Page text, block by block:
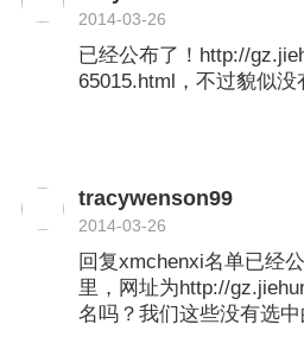
2014-03-26
已经公布了！http://
65015.html，不过貌似没
tracywenson99
2014-03-26
回复xmchenxi名单已经
里，网址为http://
名吗？我们这些没有选